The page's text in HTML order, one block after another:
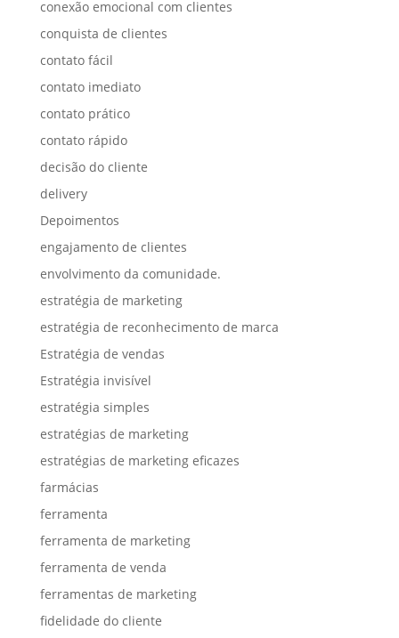
conexão emocional com clientes
conquista de clientes
contato fácil
contato imediato
contato prático
contato rápido
decisão do cliente
delivery
Depoimentos
engajamento de clientes
envolvimento da comunidade.
estratégia de marketing
estratégia de reconhecimento de marca
Estratégia de vendas
Estratégia invisível
estratégia simples
estratégias de marketing
estratégias de marketing eficazes
farmácias
ferramenta
ferramenta de marketing
ferramenta de venda
ferramentas de marketing
fidelidade do cliente